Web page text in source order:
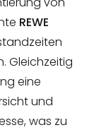
REWE
Gleichzeitig
eine
und
was zu